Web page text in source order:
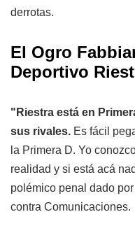
derrotas.
El Ogro
Deportivo
"Riestra está en
sus rivales. Es fácil
la Primera D. Yo
realidad y si está acá
polémico penal dado
contra Comunicaciones.